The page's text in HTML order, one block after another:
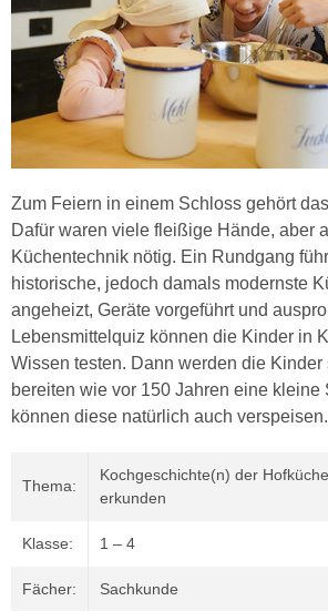
Zum Feiern in einem Schloss gehört
Dafür waren viele fleißige Hände, aber
Küchentechnik nötig. Ein Rundgang
historische, jedoch damals modernste
angeheizt, Geräte vorgeführt und
Lebensmittelquiz können die Kinder in
Wissen testen. Dann werden die Kinder
bereiten wie vor 150 Jahren eine kleine
können diese natürlich auch verspeisen.
Thema:
Kochgeschichte(n) der
erkunden
Klasse: 1 – 4
Fächer: Sachkunde